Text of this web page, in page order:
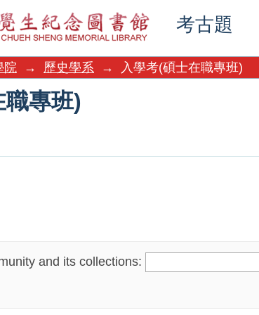
考古題
職專班)
院 → 歷史學系 → 入學考(碩士在職專班)
職專班)
and its collections: